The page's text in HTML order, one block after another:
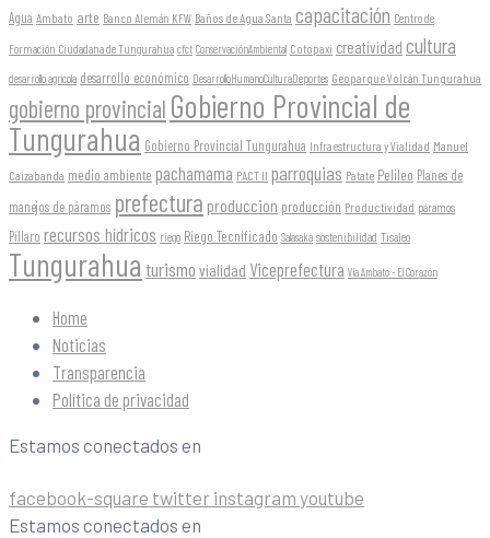
Agua Ambato arte Banco Alemán KFW Baños de Agua Santa capacitación Centro de
Formación Ciudadana de Tungurahua cfct ConservaciónAmbiental Cotopaxi creatividad cultura
desarrollo agrícola desarrollo económico DesarrolloHumanoCulturaDeportes Geoparque Volcán Tungurahua
gobierno provincial Gobierno Provincial de
Tungurahua Gobierno Provincial Tungurahua Infraestructura y Vialidad Manuel
Caizabanda medio ambiente pachamama PACT II parroquias Patate Pelileo Planes de
manejos de páramos prefectura produccion producción Productividad páramos
Píllaro recursos hídricos riego Riego Tecnificado Salasaka sostenibilidad Tisaleo
Tungurahua turismo vialidad Viceprefectura Vía Ambato - El Corazón
Home
Noticias
Transparencia
Política de privacidad
Estamos conectados en
facebook-square twitter instagram youtube
Estamos conectados en